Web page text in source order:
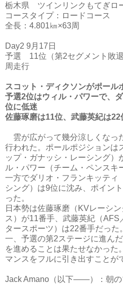
栃木県 ツインリンクもてぎロ
コースタイプ：ロードコース
全長：4.801㎞×63周
Day2 9月17日
予選 11位（第2セグメント敗
周走行
スコット・ディクソンがポール
予選2位はウィル・パワーで、
位に低迷
佐藤琢磨は11位、武藤英紀は22
雲が広がって幾分涼しくなっ
行われた。ポールポジションは
ップ・ガナッシ・レーシング）
ル・パワー（チーム・ペンスキ
一方でダリオ・フランキッティ
シング）は9位に沈み、ポイン
った。
日本勢は佐藤琢磨（KVレーシ
ス）が11番手、武藤英紀（
タースポーツ）は22番手だっ
一、予選の第2ステージに進ん
を進めることは果たせなかった
マンスをフルに引き出すことが
Jack Amano（以下――）：朝の